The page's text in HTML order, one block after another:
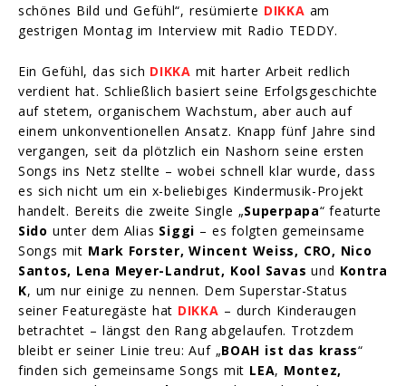
schönes Bild und Gefühl“, resümierte DIKKA am
gestrigen Montag im Interview mit Radio TEDDY.
Ein Gefühl, das sich DIKKA mit harter Arbeit redlich
verdient hat. Schließlich basiert seine Erfolgsgeschichte
auf stetem, organischem Wachstum, aber auch auf
einem unkonventionellen Ansatz. Knapp fünf Jahre sind
vergangen, seit da plötzlich ein Nashorn seine ersten
Songs ins Netz stellte – wobei schnell klar wurde, dass
es sich nicht um ein x-beliebiges Kindermusik-Projekt
handelt. Bereits die zweite Single „Superpapa“ featurte
Sido unter dem Alias Siggi – es folgten gemeinsame
Songs mit Mark Forster, Wincent Weiss, CRO, Nico
Santos, Lena Meyer-Landrut, Kool Savas und Kontra
K, um nur einige zu nennen. Dem Superstar-Status
seiner Featuregäste hat DIKKA – durch Kinderaugen
betrachtet – längst den Rang abgelaufen. Trotzdem
bleibt er seiner Linie treu: Auf „BOAH ist das krass“
finden sich gemeinsame Songs mit LEA, Montez,